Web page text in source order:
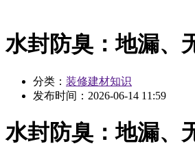
水封防臭：地漏、
分类： 装修建材知识
发布时间： 2026-06-14 11:59
水封防臭：地漏、